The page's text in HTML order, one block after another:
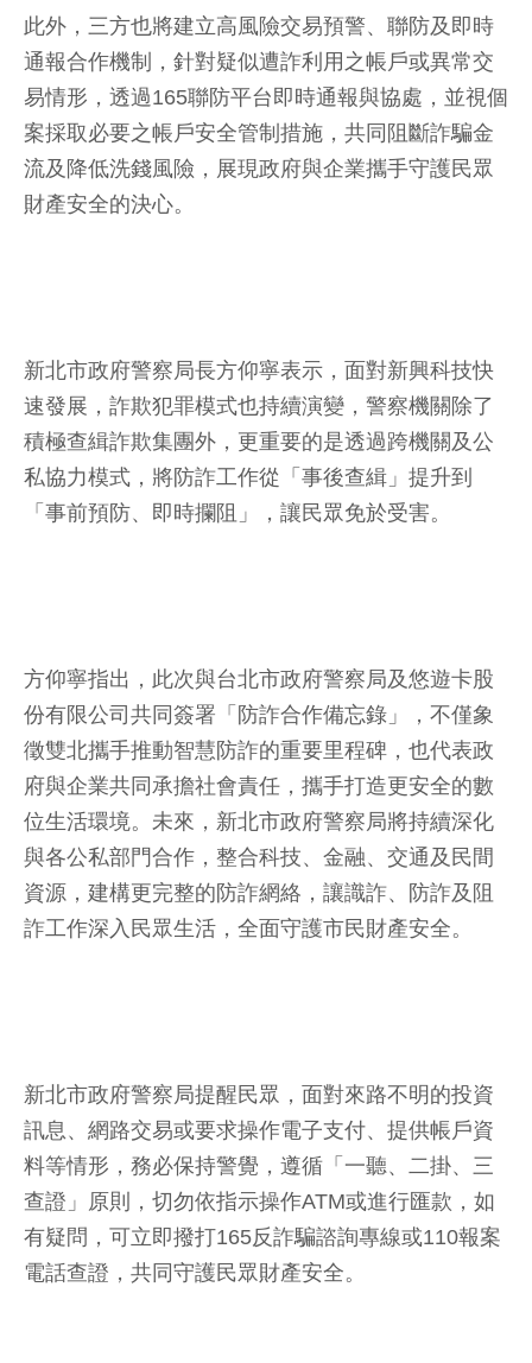
此外，三方也將建立高風險交易預警、聯防及即時
通報合作機制，針對疑似遭詐利用之帳戶或異常交
易情形，透過165聯防平台即時通報與協處，並視個
案採取必要之帳戶安全管制措施，共同阻斷詐騙金
流及降低洗錢風險，展現政府與企業攜手守護民眾
財產安全的決心。
新北市政府警察局長方仰寧表示，面對新興科技快
速發展，詐欺犯罪模式也持續演變，警察機關除了
積極查緝詐欺集團外，更重要的是透過跨機關及公
私協力模式，將防詐工作從「事後查緝」提升到
「事前預防、即時攔阻」，讓民眾免於受害。
方仰寧指出，此次與台北市政府警察局及悠遊卡股
份有限公司共同簽署「防詐合作備忘錄」，不僅象
徵雙北攜手推動智慧防詐的重要里程碑，也代表政
府與企業共同承擔社會責任，攜手打造更安全的數
位生活環境。未來，新北市政府警察局將持續深化
與各公私部門合作，整合科技、金融、交通及民間
資源，建構更完整的防詐網絡，讓識詐、防詐及阻
詐工作深入民眾生活，全面守護市民財產安全。
新北市政府警察局提醒民眾，面對來路不明的投資
訊息、網路交易或要求操作電子支付、提供帳戶資
料等情形，務必保持警覺，遵循「一聽、二掛、三
查證」原則，切勿依指示操作ATM或進行匯款，如
有疑問，可立即撥打165反詐騙諮詢專線或110報案
電話查證，共同守護民眾財產安全。